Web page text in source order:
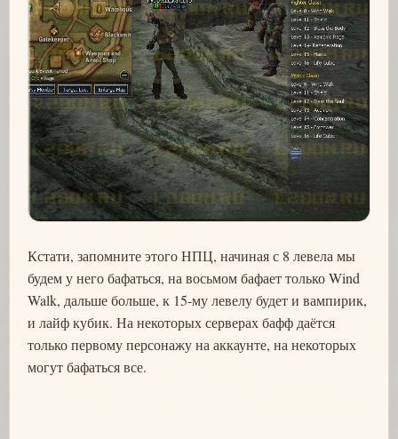
Кстати, запомните этого НПЦ, начиная с 8 левела мы
будем у него бафаться, на восьмом бафает только Wind
Walk, дальше больше, к 15-му левелу будет и вампирик,
и лайф кубик. На некоторых серверах бафф даётся
только первому персонажу на аккаунте, на некоторых
могут бафаться все.